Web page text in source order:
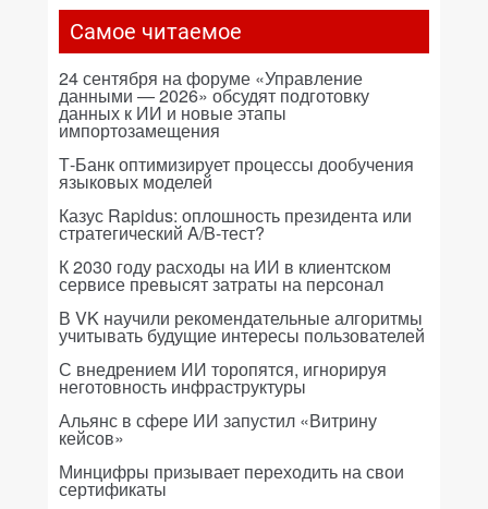
Самое читаемое
24 сентября на форуме «Управление
данными — 2026» обсудят подготовку
данных к ИИ и новые этапы
импортозамещения
Т-Банк оптимизирует процессы дообучения
языковых моделей
Казус Rapidus: оплошность президента или
стратегический A/B-тест?
К 2030 году расходы на ИИ в клиентском
сервисе превысят затраты на персонал
В VK научили рекомендательные алгоритмы
учитывать будущие интересы пользователей
С внедрением ИИ торопятся, игнорируя
неготовность инфраструктуры
Альянс в сфере ИИ запустил «Витрину
кейсов»
Минцифры призывает переходить на свои
сертификаты